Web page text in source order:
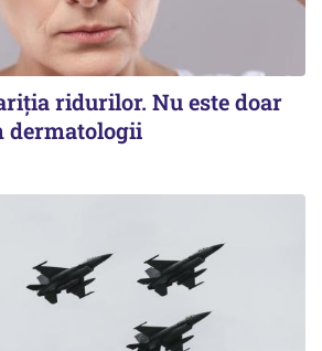
ridurilor. Nu este doar
dermatologii